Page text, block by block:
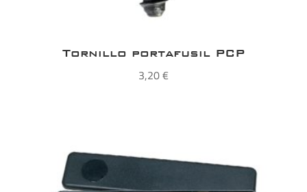
Tornillo portafusil PCP
3,20€